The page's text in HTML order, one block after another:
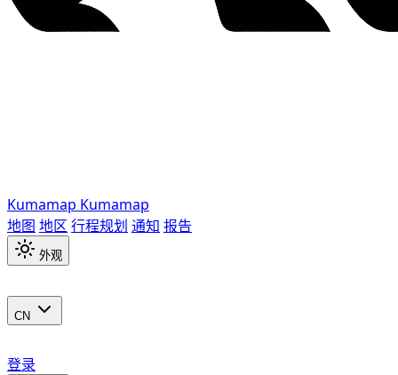
Kumamap Kumamap
地图 地区 行程规划 通知 报告
外观
CN
登录